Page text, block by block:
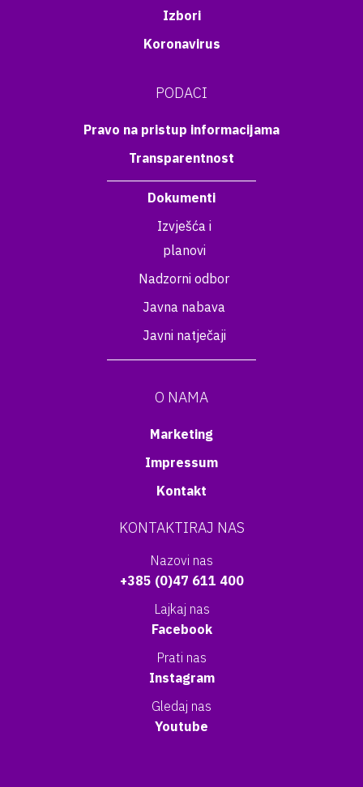
Izbori
Koronavirus
PODACI
Pravo na pristup informacijama
Transparentnost
Dokumenti
Izvješća i
planovi
Nadzorni odbor
Javna nabava
Javni natječaji
O NAMA
Marketing
Impressum
Kontakt
KONTAKTIRAJ NAS
Nazovi nas
+385 (0)47 611 400
Lajkaj nas
Facebook
Prati nas
Instagram
Gledaj nas
Youtube